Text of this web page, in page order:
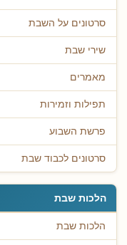
סרטונים על השבת
שירי שבת
מאמרים
תפילות וזמירות
פרשת השבוע
סרטונים לכבוד שבת
הלכות שבת
הלכות שבת